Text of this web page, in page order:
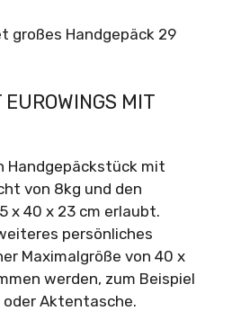
großes Handgepäck 29
MIT
Handgepäckstück mit
von 8kg und den
x 40 x 23 cm erlaubt.
persönliches
Maximalgröße von 40 x
werden, zum Beispiel
Aktentasche.